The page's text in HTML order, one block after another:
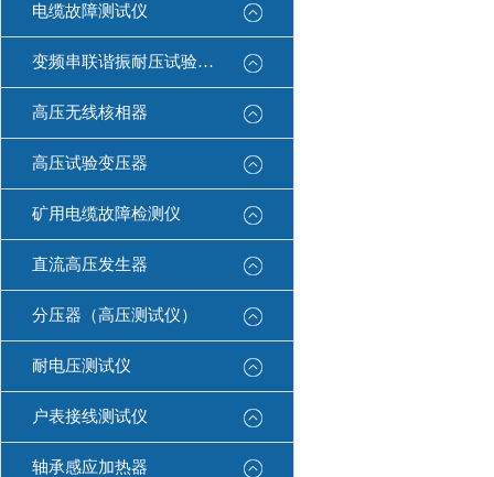
电缆故障测试仪
变频串联谐振耐压试验装置
高压无线核相器
高压试验变压器
矿用电缆故障检测仪
直流高压发生器
分压器（高压测试仪）
耐电压测试仪
户表接线测试仪
轴承感应加热器